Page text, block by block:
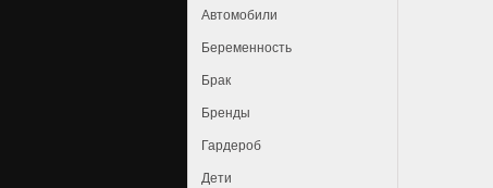
Автомобили
Беременность
Брак
Бренды
Гардероб
Дети